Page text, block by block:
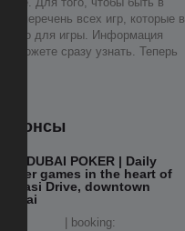
перечень всех игр, которые в
для игры. Информация
сможете сразу узнать. Теперь
Анонсы
777 DUBAI POKER | Daily
Poker games in the heart of
Marasi Drive, downtown
Dubai
| booking: